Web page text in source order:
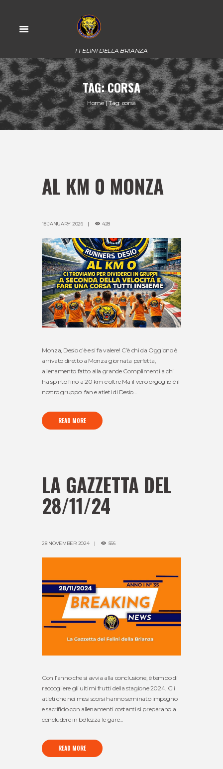
I FELINI DELLA BRIANZA
TAG: CORSA
Home Tag: corsa
AL KM 0 MONZA
18 JANUARY 2026 428
Monza, Desio c’è e si fa valere! C’è chi da Oggiono è
arrivato diretto a Monza giornata perfetta,
allenamento fatto alla grande Complimenti a chi
ha spinto fino a 20 km e oltre Ma il vero orgoglio è il
nostro gruppo: fan e atleti di Desio...
READ MORE
LA GAZZETTA DEL
28/11/24
28 NOVEMBER 2024 556
Con l’anno che si avvia alla conclusione, è tempo di
raccogliere gli ultimi frutti della stagione 2024. Gli
atleti che nei mesi scorsi hanno seminato impegno
e sacrificio con allenamenti costanti si preparano a
concludere in bellezza le gare...
READ MORE